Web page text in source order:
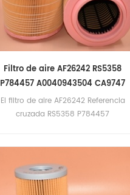
Filtro de aire AF26242 RS5358
P784457 A0040943504 CA9747
El filtro de aire AF26242 Referencia
cruzada RS5358 P784457